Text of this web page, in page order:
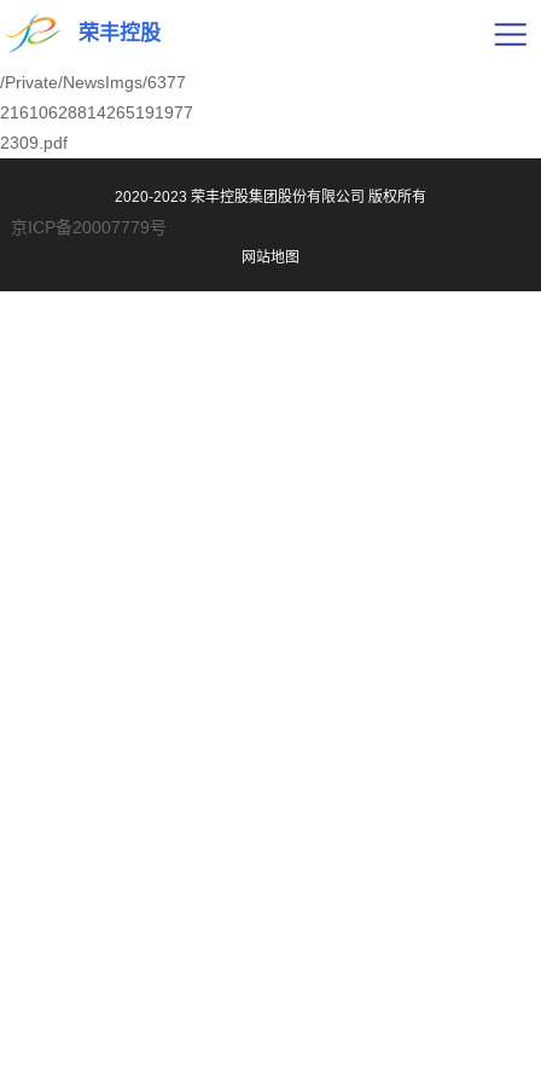
荣丰控股
/Private/NewsImgs/6377
21610628814265191977
2309.pdf
2020-2023 荣丰控股集团股份有限公司 版权所有
京ICP备20007779号
网站地图